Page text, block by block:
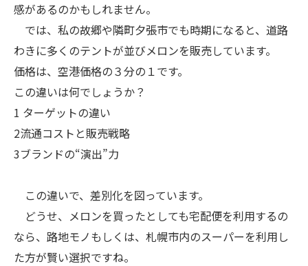
感があるのかもしれません。
では、私の故郷や隣町夕張市でも時期になると、道路
わきに多くのテントが並びメロンを販売しています。
価格は、空港価格の３分の１です。
この違いは何でしょうか？
1 ターゲットの違い
2流通コストと販売戦略
3ブランドの“演出”力
この違いで、差別化を図っています。
どうせ、メロンを買ったとしても宅配便を利用するの
なら、路地モノもしくは、札幌市内のスーパーを利用し
た方が賢い選択ですね。